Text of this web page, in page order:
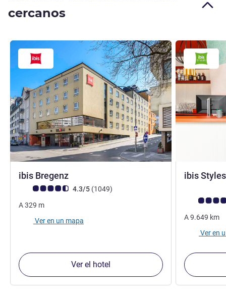
cercanos
ibis Bregenz
Nota de clientes de Avis (Clasificación de ALL)
4.3/5 (1049opiniones
)
A329 m
Ver en un mapa
Ver el hotel
ibis
Nota de
A9.649 km
Ver en